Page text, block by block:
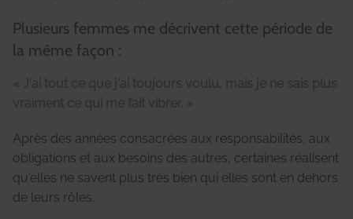
Plusieurs femmes me décrivent cette période de
la même façon :
« J'ai tout ce que j'ai toujours voulu, mais je ne sais plus
vraiment ce qui me fait vibrer. »
Après des années consacrées aux responsabilités, aux
obligations et aux besoins des autres, certaines réalisent
qu'elles ne savent plus très bien qui elles sont en dehors
de leurs rôles.